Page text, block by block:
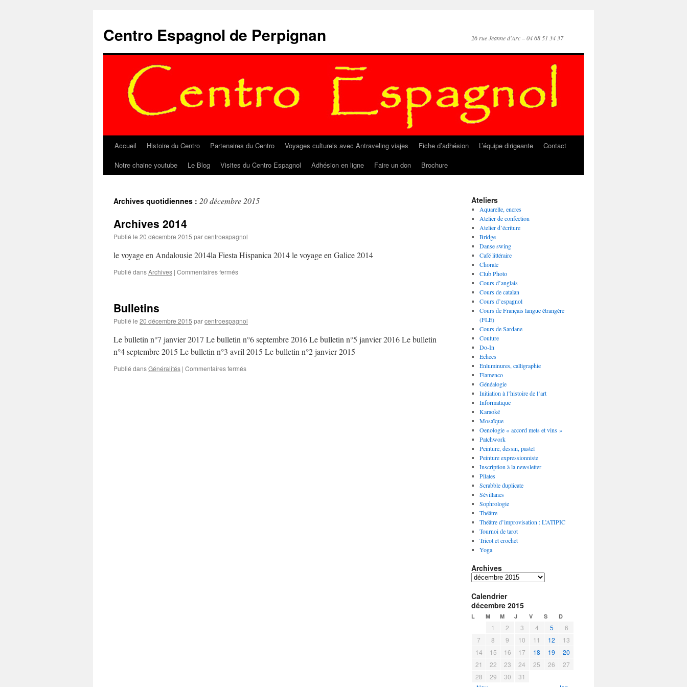
contenu
Centro Espagnol de Perpignan 26 rue Jeanne d'Arc – 04 68 51 34 37
Accueil Histoire du Centro Partenaires du Centro Voyages culturels avec Antraveling viajes Fiche d’adhésion L’équipe dirigeante
Contact
Notre chaine youtube
Le Blog Visites du Centro Espagnol Adhésion en ligne Faire un don Brochure
Archives quotidiennes : 20 décembre 2015
Archives 2014
Publié le 20 décembre 2015 parcentroespagnol
le voyage en Andalousie 2014la Fiesta Hispanica 2014 le voyage en Galice 2014
Publié dansArchives | Commentaires fermés
Bulletins
Publié le 20 décembre 2015 parcentroespagnol
Le bulletin n°7 janvier 2017 Le bulletin n°6 septembre 2016 Le bulletin n°5 janvier 2016 Le bulletin
n°4 septembre 2015 Le bulletin n°3 avril 2015 Le bulletin n°2 janvier 2015
Publié dansGénéralités | Commentaires fermés
Ateliers
Aquarelle, encres
Atelier de confection
Atelier d’écriture
Bridge
Danse swing
Café littéraire
Chorale
Club Photo
Cours d’anglais
Cours de catalan
Cours d’espagnol
Cours de Français langue étrangère
(FLE)
Cours de Sardane
Couture
Do-In
Echecs
Enluminures, calligraphie
Flamenco
Généalogie
Initiation à l’histoire de l’art
Informatique
Karaoké
Mosaïque
Oenologie « accord mets et vins »
Patchwork
Peinture, dessin, pastel
Peinture expressionniste
Inscription à la newsletter
Pilates
Scrabble duplicate
Sévillanes
Sophrologie
Théâtre
Théâtre d’improvisation : L’ATIPIC
Tournoi de tarot
Tricot et crochet
Yoga
Archives
A
c
h
i
Calendrier
décembre 2015
L M M J V S D
1 2 3 4 5
6
7
8 9 10 11 12
13
14
15 16 17 18 19
20
21
22 23 24 25 26
27
28
29 30
31